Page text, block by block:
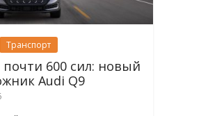
Транспорт
почти 600 сил: новый
Audi Q9